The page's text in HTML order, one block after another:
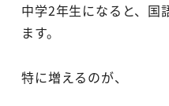
中学2年生になると、国
ます。
特に増えるのが、